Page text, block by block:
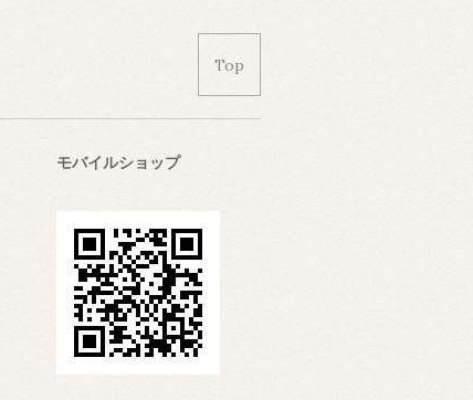
Top
モバイルショップ